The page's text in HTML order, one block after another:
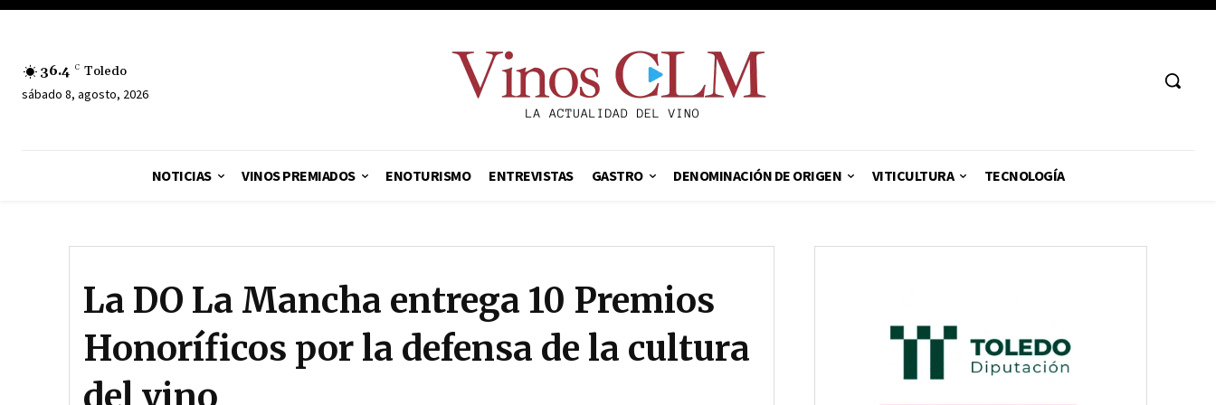
36.4 C Toledo
sábado 8, agosto, 2026
NOTICIAS VINOS PREMIADOS ENOTURISMO ENTREVISTAS GASTRO DENOMINACIÓN DE ORIGEN VITICULTURA TECNOLOGÍA
La DO La Mancha entrega 10 Premios
Honoríficos por la defensa de la cultura
del vino